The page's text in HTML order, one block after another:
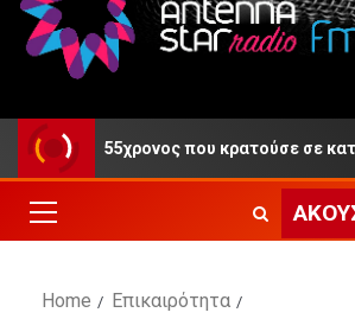
ο 55χρονος που κρατούσε σε
Home
Επικαιρότητα